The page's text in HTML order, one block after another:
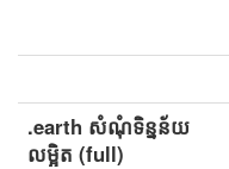
.earth សំណុំទិន្នន័យ
លម្អិត (full)